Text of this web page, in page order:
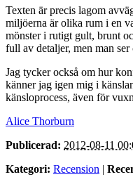
Texten är precis lagom
miljöerna är olika rum i en
mönster i rutigt gult, brunt
full av detaljer, men man
Jag tycker också om hur
känner jag igen mig i
känsloprocess, även för
Alice Thorburn
Publicerad: 2012-08-11
Kategori: Recension |